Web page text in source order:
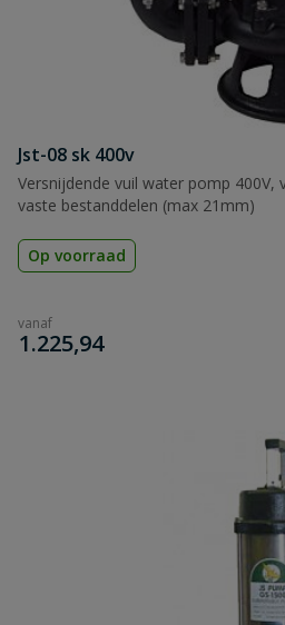
Jst-08 sk 400v
Versnijdende vuil water pomp
vaste bestanddelen (max 21mm)
Op voorraad
vanaf
€
1.225,94